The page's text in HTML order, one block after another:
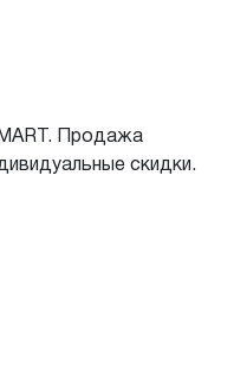
Продажа
скидки.